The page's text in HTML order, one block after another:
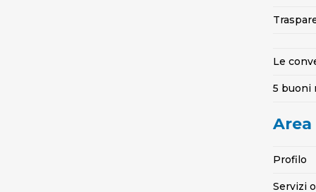
Le
5 buoni
Area
Profilo
Servizi